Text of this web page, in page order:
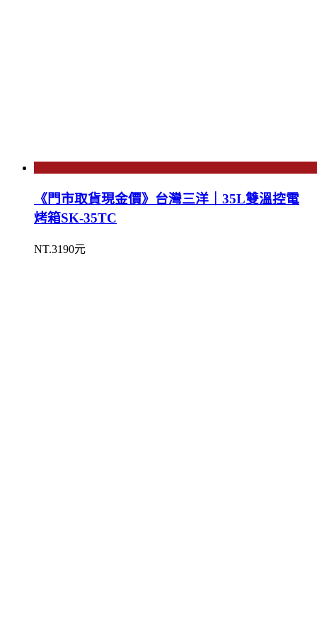
《門市取貨現金價》台灣三洋｜35L雙溫控電
烤箱SK-35TC
NT.3190元